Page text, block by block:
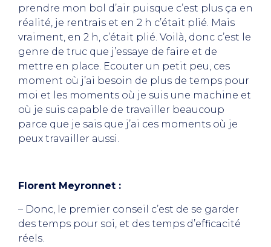
prendre mon bol d’air puisque c’est plus ça en
réalité, je rentrais et en 2 h c’était plié. Mais
vraiment, en 2 h, c’était plié. Voilà, donc c’est le
genre de truc que j’essaye de faire et de
mettre en place. Ecouter un petit peu, ces
moment où j’ai besoin de plus de temps pour
moi et les moments où je suis une machine et
où je suis capable de travailler beaucoup
parce que je sais que j’ai ces moments où je
peux travailler aussi.
Florent Meyronnet :
– Donc, le premier conseil c’est de se garder
des temps pour soi, et des temps d’efficacité
réels.